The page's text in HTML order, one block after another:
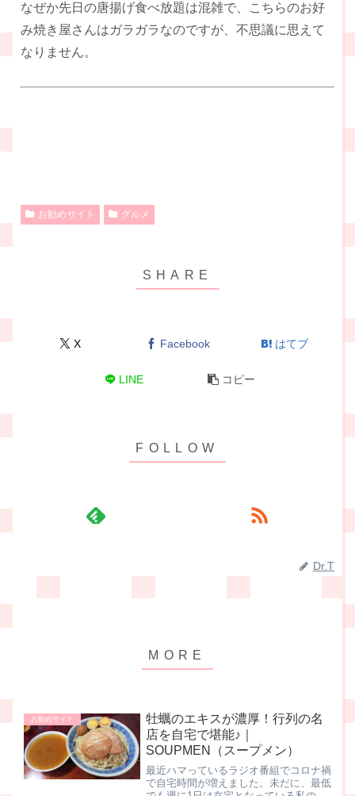
なぜか先日の唐揚げ食べ放題は混雑で、こちらのお好
み焼き屋さんはガラガラなのですが、不思議に思えて
なりません。
お勧めサイト グルメ
X Facebook はてブ
LINE コピー
Dr.T
お勧めサイト
牡蠣のエキスが濃厚！行列の名
店を自宅で堪能♪｜
SOUPMEN（スープメン）
最近ハマっているラジオ番組でコロナ禍
で自宅時間が増えました。未だに、最低